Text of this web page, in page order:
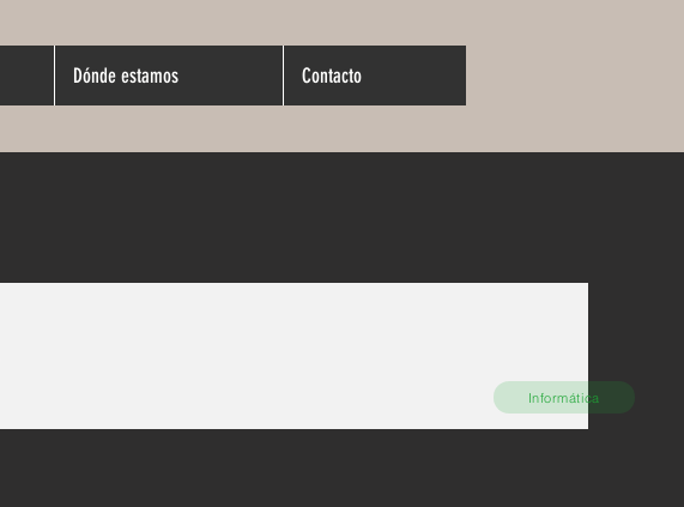
Dónde estamos Contacto
Informática